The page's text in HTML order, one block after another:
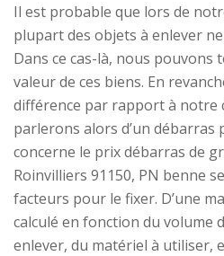
Il est probable que lors de
plupart des objets à enlever
Dans ce cas-là, nous pouvons
valeur de ces biens. En
différence par rapport à notre
parlerons alors d’un débarras
concerne le prix débarras de
Roinvilliers 91150, PN benne
facteurs pour le fixer. D’une
calculé en fonction du volume
enlever, du matériel à utiliser,